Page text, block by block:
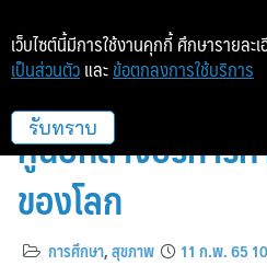
วิศวะมหิดล ร่วมผลั
ศูนย์กลางบริการ
ของโลก
การศึกษา,สุขภาพ 11 ก.พ. 65
เว็บไซต์นี้มีการใช้งานคุกกี้ ศึกษารายละ
เป็นส่วนตัว และ ข้อตกลงการใช้บริการ
รับทราบ